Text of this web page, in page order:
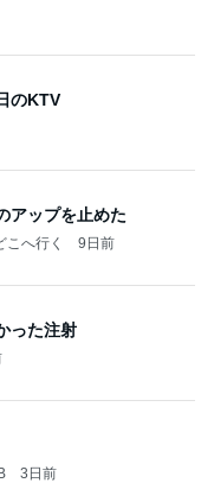
のKTV
アップを止めた
へ行く 9日前
った注射
3日前